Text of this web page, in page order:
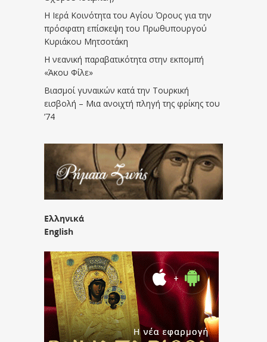
Η Ιερά Κοινότητα του Αγίου Όρους για την
πρόσφατη επίσκεψη του Πρωθυπουργού
Κυριάκου Μητσοτάκη
Η νεανική παραβατικότητα στην εκπομπή
«Άκου Φίλε»
Βιασμοί γυναικών κατά την Τουρκική
εισβολή – Μια ανοιχτή πληγή της φρίκης του
’74
Ελληνικά
English